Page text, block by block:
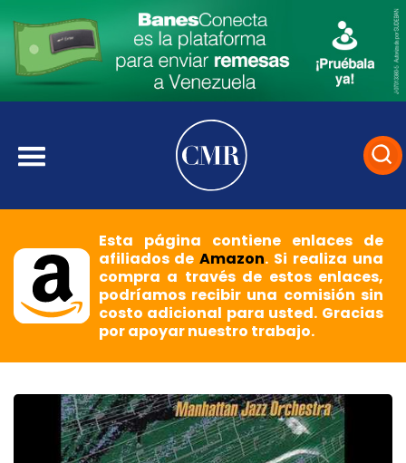
Esta página contiene enlaces de
afiliados deAmazon. Si realiza una
compra a través de estos enlaces,
podríamos recibir una comisión sin
costo adicional para usted. Gracias
por apoyar nuestro trabajo.